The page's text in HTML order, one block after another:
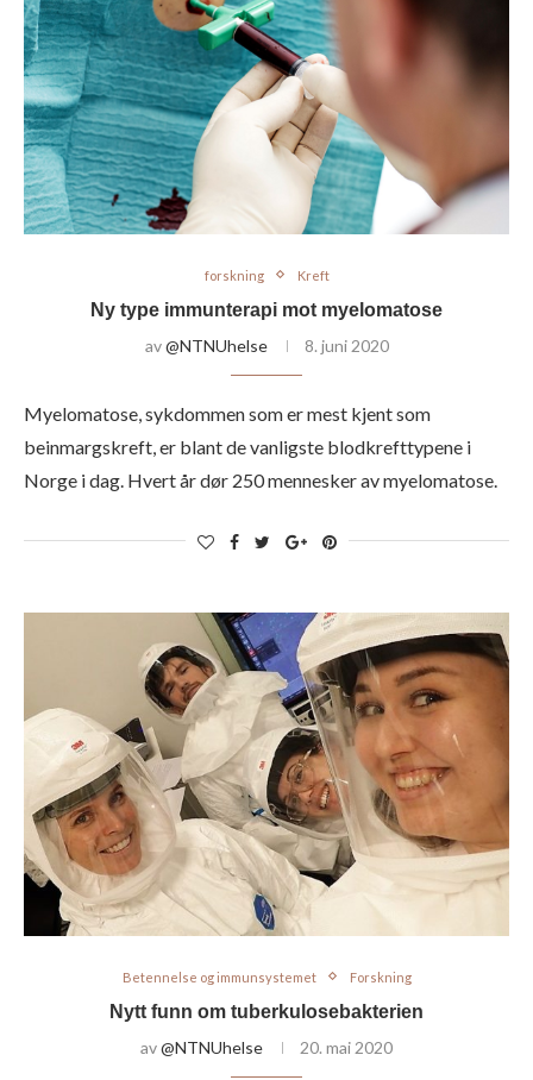
forskning Kreft
Ny type immunterapi mot myelomatose
av@NTNUhelse 8. juni 2020
Myelomatose, sykdommen som er mest kjent som
beinmargskreft, er blant de vanligste blodkrefttypene i
Norge i dag. Hvert år dør 250 mennesker av myelomatose.
Betennelse og immunsystemet Forskning
Nytt funn om tuberkulosebakterien
av@NTNUhelse 20. mai 2020